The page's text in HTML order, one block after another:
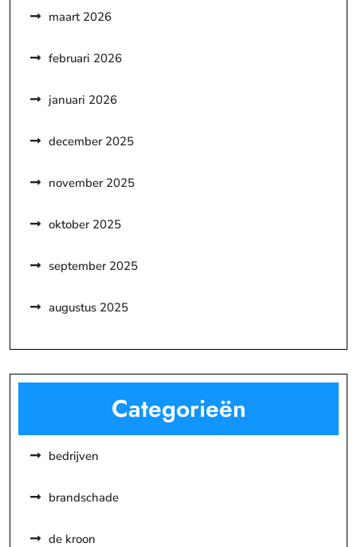
maart 2026
februari 2026
januari 2026
december 2025
november 2025
oktober 2025
september 2025
augustus 2025
Categorieën
bedrijven
brandschade
de kroon